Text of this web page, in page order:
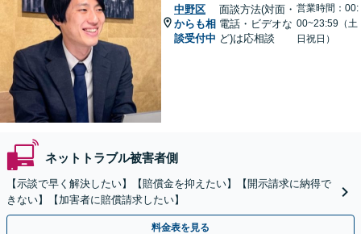
中野区
からも相
談受付中
面談方法(対面・
電話・ビデオな
ど)は応相談
営業時間：00:
00~23:59（土
日祝日）
ネットトラブル被害者側
【示談で早く解決したい】【賠償金を抑えたい】【開示請求に納得で
きない】【加害者に賠償請求したい】
料金表を見る